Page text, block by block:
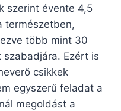
szerint évente 4,5
természetben,
több mint 30
Ezért is
csikkek
egyszerű feladat a
megoldást a